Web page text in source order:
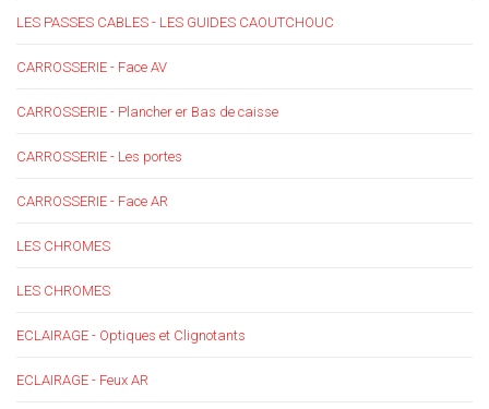
LES PASSES CABLES - LES GUIDES CAOUTCHOUC
CARROSSERIE - Face AV
CARROSSERIE - Plancher er Bas de caisse
CARROSSERIE - Les portes
CARROSSERIE - Face AR
LES CHROMES
LES CHROMES
ECLAIRAGE - Optiques et Clignotants
ECLAIRAGE - Feux AR